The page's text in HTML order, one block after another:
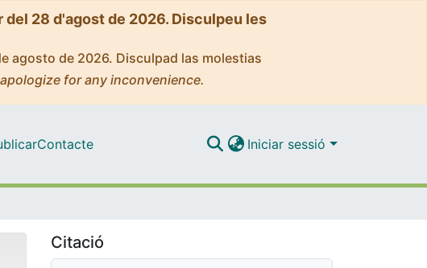
28 d'agost de 2026. Disculpeu les
agosto de 2026. Disculpad las molestias
for any inconvenience.
Contacte Iniciar sessió
Citació